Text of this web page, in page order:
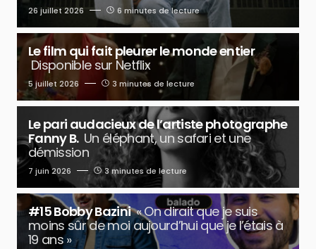
26 juillet 2026 6 minutes de lecture
Le film qui fait pleurer le monde entier
Disponible sur Netflix
5 juillet 2026 3 minutes de lecture
Le pari audacieux de l’artiste photographe
Fanny B. Un éléphant, un safari et une
démission
7 juin 2026 3 minutes de lecture
#15 Bobby Bazini « On dirait que je suis
moins sûr de moi aujourd’hui que je l’étais à
19 ans »